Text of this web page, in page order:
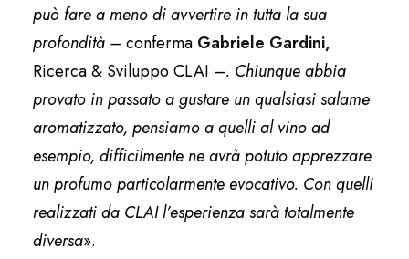
può fare a meno di avvertire in tutta la sua
profondità – conferma Gabriele Gardini,
Ricerca & Sviluppo CLAI –. Chiunque abbia
provato in passato a gustare un qualsiasi salame
aromatizzato, pensiamo a quelli al vino ad
esempio, difficilmente ne avrà potuto apprezzare
un profumo particolarmente evocativo. Con quelli
realizzati da CLAI l’esperienza sarà totalmente
diversa».